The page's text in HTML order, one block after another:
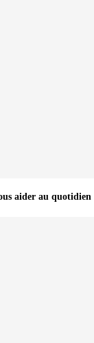
aider au quotidien